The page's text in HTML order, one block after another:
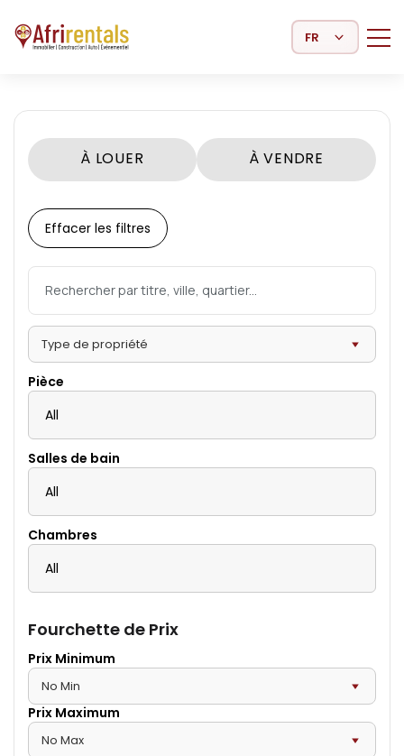
Select Language
À LOUER À VENDRE
Effacer les filtres
Pièce
All
Salles de bain
All
Chambres
All
Fourchette de Prix
Prix Minimum
Prix Maximum